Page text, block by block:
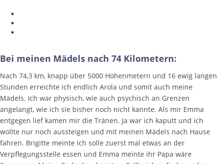
Bei meinen Mädels nach 74 Kilometern:
Nach 74,3 km, knapp über 5000 Höhenmetern und 16 ewig langen
Stunden erreichte ich endlich Arola und somit auch meine
Mädels. Ich war physisch, wie auch psychisch an Grenzen
angelangt, wie ich sie bisher noch nicht kannte. Als mir Emma
entgegen lief kamen mir die Tränen. Ja war ich kaputt und ich
wollte nur noch aussteigen und mit meinen Mädels nach Hause
fahren. Brigitte meinte ich solle zuerst mal etwas an der
Verpflegungsstelle essen und Emma meinte ihr Papa wäre